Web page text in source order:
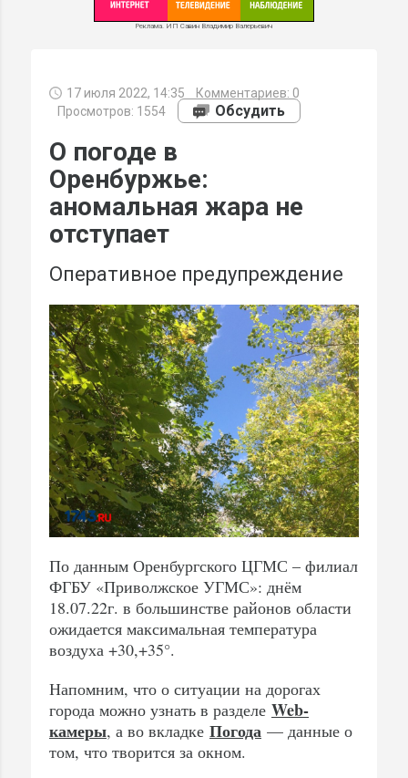
Реклама. ИП Савин Владимир Валерьевич
17 июля 2022, 14:35 Комментариев: 0
Просмотров: 1554
Обсудить
О погоде в
Оренбуржье:
аномальная жара не
отступает
Оперативное предупреждение
По данным Оренбургского ЦГМС – филиал
ФГБУ «Приволжское УГМС»: днём
18.07.22г. в большинстве районов области
ожидается максимальная температура
воздуха +30,+35°.
Напомним, что о ситуации на дорогах
города можно узнать в разделе Web-
камеры, а во вкладке Погода — данные о
том, что творится за окном.